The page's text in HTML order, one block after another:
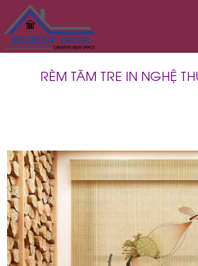
RÈM TĂM TRE IN NGHỆ